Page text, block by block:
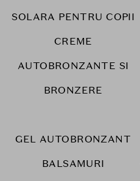
SOLARA PENTRU COPII
CREME
AUTOBRONZANTE SI
BRONZERE
GEL AUTOBRONZANT
BALSAMURI